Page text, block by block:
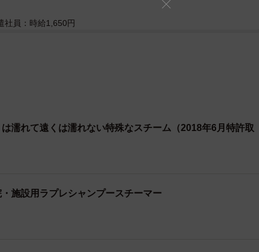
社員：時給1,650円
は濡れて遠くは濡れない特殊なスチーム（2018年6月特許取
・施設用ラプレシャンプースチーマー